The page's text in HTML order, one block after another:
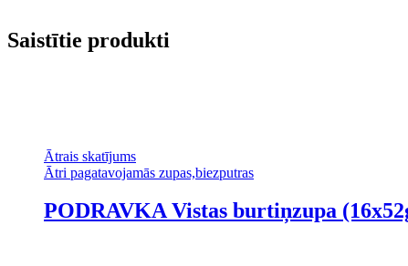
Saistītie produkti
Ātrais skatījums
Ātri pagatavojamās zupas,biezputras
PODRAVKA Vistas burtiņzupa